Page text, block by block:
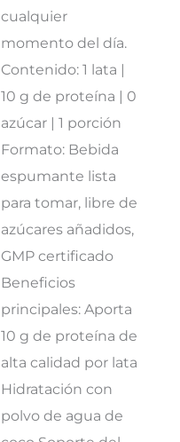
cualquier
momento del día.
Contenido: 1 lata |
10 g de proteína | 0
azúcar | 1 porción
Formato: Bebida
espumante lista
para tomar, libre de
azúcares añadidos,
GMP certificado
Beneficios
principales: Aporta
10 g de proteína de
alta calidad por lata
Hidratación con
polvo de agua de